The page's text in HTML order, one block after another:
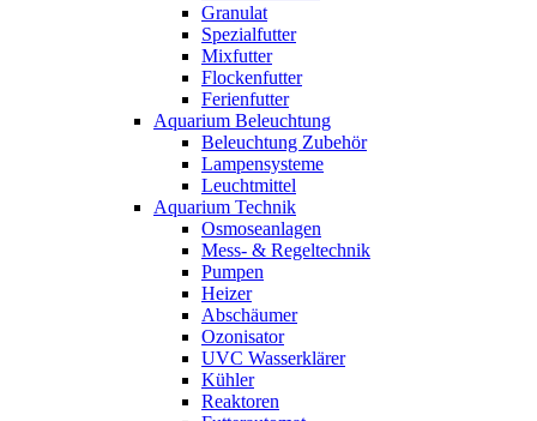
Granulat
Spezialfutter
Mixfutter
Flockenfutter
Ferienfutter
Aquarium Beleuchtung
Beleuchtung Zubehör
Lampensysteme
Leuchtmittel
Aquarium Technik
Osmoseanlagen
Mess- & Regeltechnik
Pumpen
Heizer
Abschäumer
Ozonisator
UVC Wasserklärer
Kühler
Reaktoren